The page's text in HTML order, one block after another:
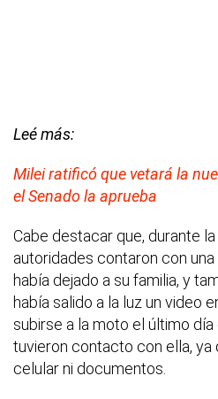
Leé más:
Milei ratificó que vetará la
el Senado la aprueba
Cabe destacar que, durante
autoridades contaron con
había dejado a su familia, y
había salido a la luz un video
subirse a la moto el último
tuvieron contacto con ella, ya
celular ni documentos.